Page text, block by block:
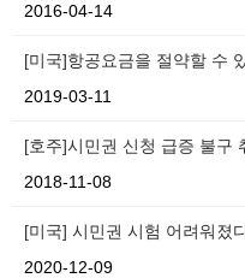
2016-04-14
[미국]항공요금을 절약할 수
2019-03-11
[호주]시민권 신청 급증 불구
2018-11-08
[미국] 시민권 시험 어려워졌
2020-12-09